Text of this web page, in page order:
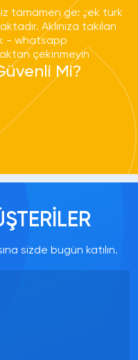
tamamen gerçek türk
Aklınıza takılan
- whatsapp
çekinmeyin
Mi?
aracılığı ile
bilginiz bizimle
zamanda
hizmet
düşme
Al hizmetimizde %20
sağlamaktayız.
Kullanıcılar
tamamen gerçek türk
sizde bugün katılın.